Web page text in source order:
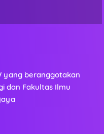
yang beranggotakan
dan Fakultas Ilmu